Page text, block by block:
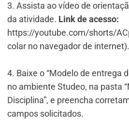
3. Assista ao vídeo de
da atividade. Link de acesso:
https://youtube.com/shorts/
colar no navegador de internet).
4. Baixe o “Modelo de entrega
no ambiente Studeo, na pasta
Disciplina”, e preencha
campos solicitados.